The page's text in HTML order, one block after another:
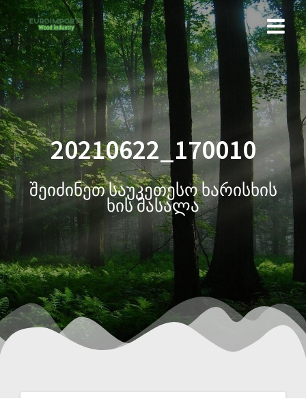
20210622_170010
შეიძინეთ საუკეთესო ხარისხის
ხის მასალა